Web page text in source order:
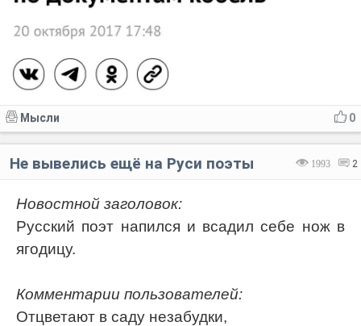
0
Мысли
1993 2
Не вывелись ещё на Руси поэты
Новостной заголовок:
Русский поэт напился и всадил себе нож в
ягодицу.
Комментарии пользователей:
Отцветают в саду незабудки,